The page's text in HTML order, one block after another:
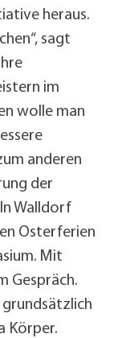
heraus.
sagt
im
wolle man
anderen
der
Walldorf
Osterferien
Mit
Gespräch.
Körper.